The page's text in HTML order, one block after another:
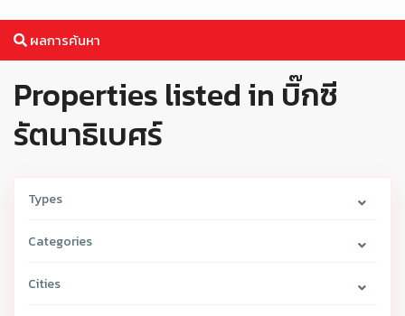
ผลการค้นหา
Properties listed in บิ๊กซี
รัตนาธิเบศร์
Types
Categories
Cities